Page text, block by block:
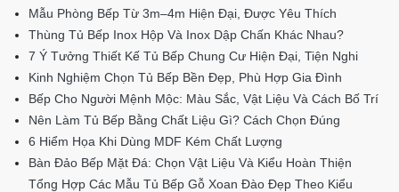
Mẫu Phòng Bếp Từ 3m–4m Hiện Đại, Được Yêu Thích
Thùng Tủ Bếp Inox Hộp Và Inox Dập Chấn Khác Nhau?
7 Ý Tưởng Thiết Kế Tủ Bếp Chung Cư Hiện Đại, Tiện Nghi
Kinh Nghiệm Chọn Tủ Bếp Bền Đẹp, Phù Hợp Gia Đình
Bếp Cho Người Mệnh Mộc: Màu Sắc, Vật Liệu Và Cách Bố Trí
Nên Làm Tủ Bếp Bằng Chất Liệu Gì? Cách Chọn Đúng
6 Hiểm Họa Khi Dùng MDF Kém Chất Lượng
Bàn Đảo Bếp Mặt Đá: Chọn Vật Liệu Và Kiểu Hoàn Thiện
Tổng Hợp Các Mẫu Tủ Bếp Gỗ Xoan Đào Đẹp Theo Kiểu